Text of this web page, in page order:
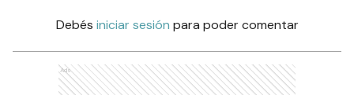
Debés iniciar sesión para poder comentar
Ads